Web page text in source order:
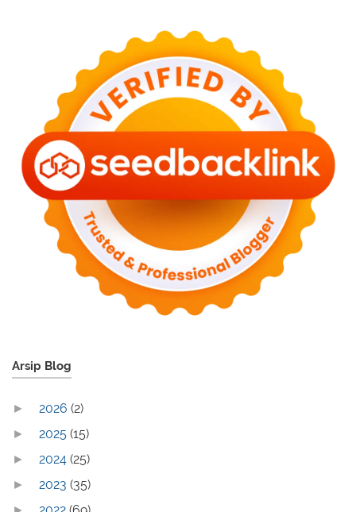
Arsip Blog
► 2026 (2)
► 2025 (15)
► 2024 (25)
► 2023 (35)